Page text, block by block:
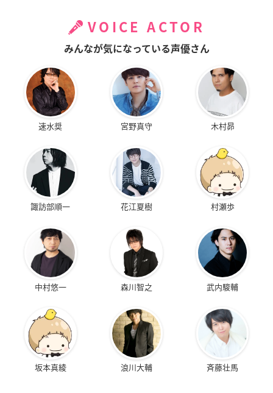
VOICE ACTOR
みんなが気になっている声優さん
速水奨 宮野真守 木村昴
諏訪部順一 花江夏樹 村瀬歩
中村悠一 森川智之 武内駿輔
坂本真綾 浪川大輔 斉藤壮馬